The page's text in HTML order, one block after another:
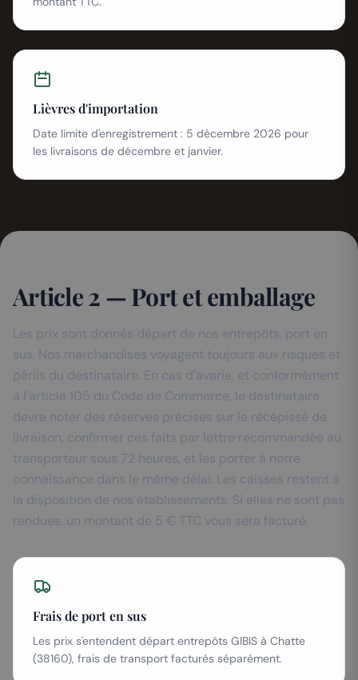
Lièvres d'importation
Date limite d'enregistrement : 5 décembre 2026 pour
les livraisons de décembre et janvier.
Article 2 — Port et emballage
Les prix sont donnés départ de nos entrepôts, port en
sus. Nos marchandises voyagent toujours aux risques et
périls du destinataire. En cas d'avarie, et conformément
à l'article 105 du Code de Commerce, le destinataire
devra noter des réserves précises sur le récépissé de
livraison, confirmer ces faits par lettre recommandée au
transporteur sous 72 heures, et les porter à notre
connaissance dans le même délai. Les caisses restent à
la disposition de nos établissements. Si elles ne sont pas
rendues, un montant de 5 € TTC vous sera facturé.
Frais de port en sus
Les prix s'entendent départ entrepôts GIBIS à Chatte
(38160), frais de transport facturés séparément.